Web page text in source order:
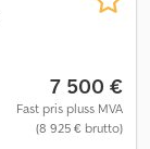
7 500 €
Fast pris pluss MVA
(8 925 € brutto)